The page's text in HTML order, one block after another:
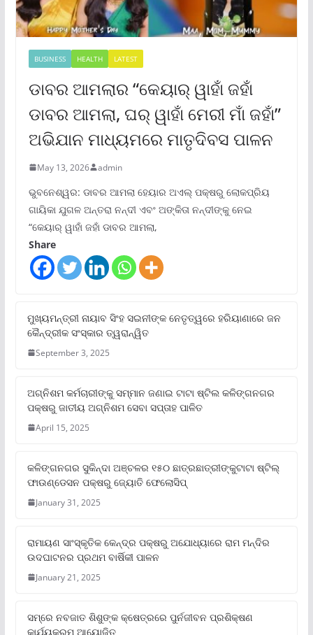
BUSINESS HEALTH LATEST
ଡାବର ଆମଲାର “କେୟାର୍ ୱାହାଁ ଜହାଁ
ଡାବର ଆମଲା, ଘର୍ ୱାହାଁ ମେରୀ ମାଁ ଜହାଁ”
ଅଭିଯାନ ମାଧ୍ୟମରେ ମାତୃଦିବସ ପାଳନ
May 13, 2026 admin
ଭୁବନେଶ୍ୱର: ଡାବର ଆମଲା ହେୟାର ଅଏଲ୍ ପକ୍ଷରୁ ଲୋକପ୍ରିୟ
ଗାୟିକା ଯୁଗଳ ଅନ୍ତରା ନନ୍ଦୀ ଏବଂ ଅଙ୍କିତା ନନ୍ଦୀଙ୍କୁ ନେଇ
“କେୟାର୍ ୱାହାଁ ଜହାଁ ଡାବର ଆମଲା,
Share
ମୁଖ୍ୟମନ୍ତ୍ରୀ ନାୟାବ ସିଂହ ସଇନୀଙ୍କ ନେତୃତ୍ୱରେ ହରିୟାଣାରେ ଜନ
କୈନ୍ଦ୍ରୀକ ସଂସ୍କାର ତ୍ୱରାନ୍ୱିତ
September 3, 2025
ଅଗ୍ନିଶମ କର୍ମଚାରୀଙ୍କୁ ସମ୍ମାନ ଜଣାଇ ଟାଟା ଷ୍ଟିଲ କଳିଙ୍ଗନଗର
ପକ୍ଷରୁ ଜାତୀୟ ଅଗ୍ନିଶମ ସେବା ସପ୍ତାହ ପାଳିତ
April 15, 2025
କଳିଙ୍ଗନଗର ସୁକିନ୍ଦା ଅଞ୍ଚଳର ୧୫୦ ଛାତ୍ରଛାତ୍ରୀଙ୍କୁଟାଟା ଷ୍ଟିଲ୍
ଫାଉଣ୍ଡେସନ ପକ୍ଷରୁ ଜ୍ୟୋତି ଫେଲୋସିପ୍‌
January 31, 2025
ରାମାୟଣ ସାଂସ୍କୃତିକ କେନ୍ଦ୍ର ପକ୍ଷରୁ ଅଯୋଧ୍ୟାରେ ରାମ ମନ୍ଦିର
ଉଦଘାଟନର ପ୍ରଥମ ବାର୍ଷିକୀ ପାଳନ
January 21, 2025
ସମ୍‌ରେ ନବଜାତ ଶିଶୁଙ୍କ କ୍ଷେତ୍ରରେ ପୁର୍ନଜୀବନ ପ୍ରଶିକ୍ଷଣ
କାର୍ଯ୍ୟକ୍ରମ ଆୟୋଜିତ